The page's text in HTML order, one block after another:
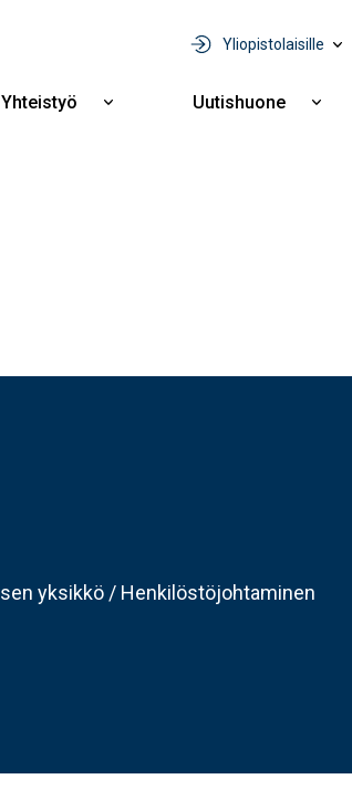
Yliopistolaisille
Yhteistyö
Näytä
Uutishuone
Näytä
yksikkö / Henkilöstöjohtaminen